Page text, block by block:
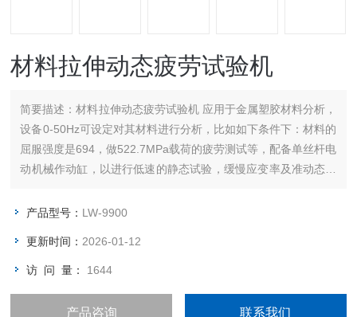
材料拉伸动态疲劳试验机
简要描述：材料拉伸动态疲劳试验机 应用于金属塑胶材料分析，
设备0-50Hz可设定对其材料进行分析，比如如下条件下：材料的
屈服强度是694，做522.7MPa载荷的疲劳测试等，配备单丝杆电
动机械作动缸，以进行低速的静态试验，缓慢应变率及准动态循
试表现提供了保障。
产品型号： LW-9900
更新时间： 2026-01-12
访 问 量： 1644
产品咨询 联系我们